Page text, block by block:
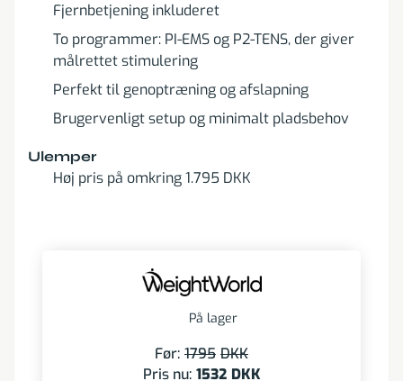
Fjernbetjening inkluderet
To programmer: PI-EMS og P2-TENS, der giver
målrettet stimulering
Perfekt til genoptræning og afslapning
Brugervenligt setup og minimalt pladsbehov
Ulemper
Høj pris på omkring 1.795 DKK
På lager
Før: 1795 DKK
Pris nu: 1532 DKK